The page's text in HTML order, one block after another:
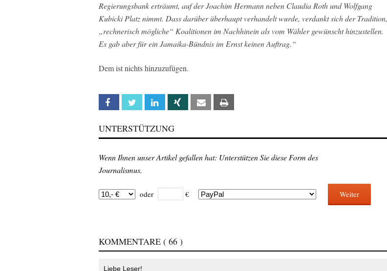
Regierungsbank erträumt, auf der Joachim Hermann neben Claudia Roth und Wolfgang
Kubicki Platz nimmt. Dass darüber überhaupt verhandelt wurde, verdankt sich der Tradition,
„rechnerisch mögliche“ Koalitionen im Nachhinein als vom Wähler gewünscht hinzustellen.
Es gab aber für ein Jamaika-Bündnis im Ernst keinen Auftrag.“
Dem ist nichts hinzuzufügen.
Facebook Twitter Linkedin Xing Email
UNTERSTÜTZUNG
Wenn Ihnen unser Artikel gefallen hat: Unterstützen Sie diese Form des
Journalismus.
oder € Weiter
KOMMENTARE ( 66 )
Liebe Leser!